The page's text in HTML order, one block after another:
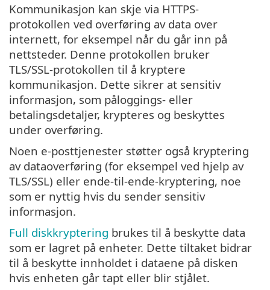
Kommunikasjon kan skje via HTTPS-
protokollen ved overføring av data over
internett, for eksempel når du går inn på
nettsteder. Denne protokollen bruker
TLS/SSL-protokollen til å kryptere
kommunikasjon. Dette sikrer at sensitiv
informasjon, som påloggings- eller
betalingsdetaljer, krypteres og beskyttes
under overføring.
Noen e-posttjenester støtter også kryptering
av dataoverføring (for eksempel ved hjelp av
TLS/SSL) eller ende-til-ende-kryptering, noe
som er nyttig hvis du sender sensitiv
informasjon.
Full diskkryptering brukes til å beskytte data
som er lagret på enheter. Dette tiltaket bidrar
til å beskytte innholdet i dataene på disken
hvis enheten går tapt eller blir stjålet.